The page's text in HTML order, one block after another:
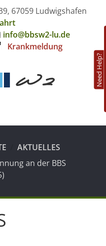
67059 Ludwigshafen
info@bbsw2-lu.de
Krankmeldung
Need Help?
AKTUELLES
an der BBS